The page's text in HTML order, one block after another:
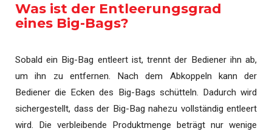
Was ist der Entleerungsgrad
eines Big-Bags?
Sobald ein Big-Bag entleert ist, trennt der Bediener ihn ab,
um ihn zu entfernen. Nach dem Abkoppeln kann der
Bediener die Ecken des Big-Bags schütteln. Dadurch wird
sichergestellt, dass der Big-Bag nahezu vollständig entleert
wird. Die verbleibende Produktmenge beträgt nur wenige